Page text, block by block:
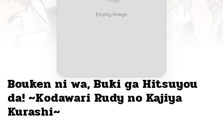
Bouken ni wa, Buki ga Hitsuyou
da! ~Kodawari Rudy no Kajiya
Kurashi~